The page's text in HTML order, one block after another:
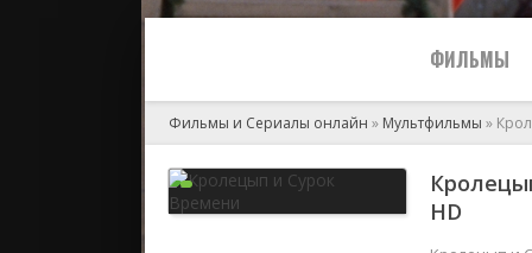
ФИЛЬМЫ
2024
Фильмы и Сериалы онлайн » Мультфильмы »
HD